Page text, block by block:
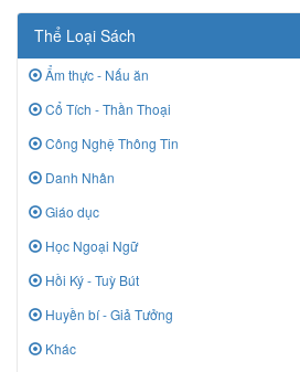
Thể Loại Sách
Ẩm thực - Nấu ăn
Cổ Tích - Thần Thoại
Công Nghệ Thông Tin
Danh Nhân
Giáo dục
Học Ngoại Ngữ
Hồi Ký - Tuỳ Bút
Huyền bí - Giả Tưởng
Khác